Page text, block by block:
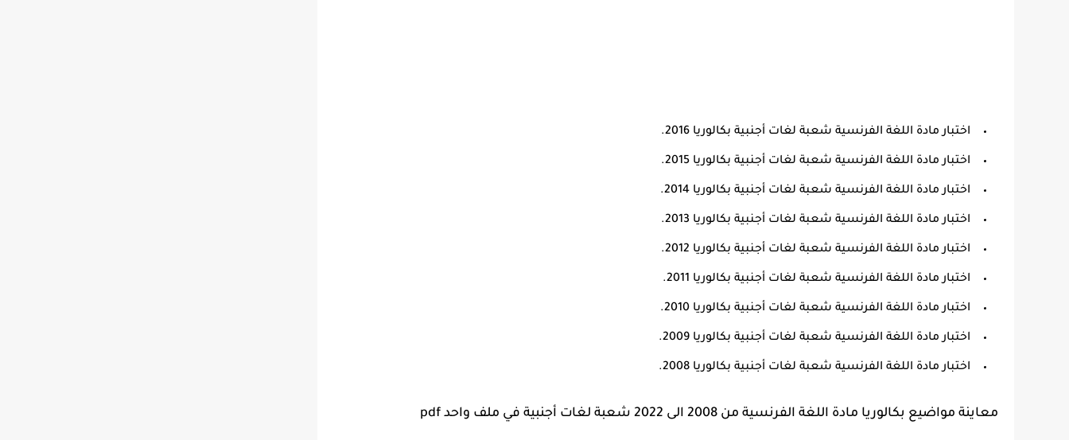
اختبار مادة اللغة الفرنسية شعبة لغات أجنبية بكالوريا 2016.
اختبار مادة اللغة الفرنسية شعبة لغات أجنبية بكالوريا 2015.
اختبار مادة اللغة الفرنسية شعبة لغات أجنبية بكالوريا 2014.
اختبار مادة اللغة الفرنسية شعبة لغات أجنبية بكالوريا 2013.
اختبار مادة اللغة الفرنسية شعبة لغات أجنبية بكالوريا 2012.
اختبار مادة اللغة الفرنسية شعبة لغات أجنبية بكالوريا 2011.
اختبار مادة اللغة الفرنسية شعبة لغات أجنبية بكالوريا 2010.
اختبار مادة اللغة الفرنسية شعبة لغات أجنبية بكالوريا 2009.
اختبار مادة اللغة الفرنسية شعبة لغات أجنبية بكالوريا 2008.
معاينة مواضيع بكالوريا مادة اللغة الفرنسية من 2008 الى 2022 شعبة لغات أجنبية في ملف واحد pdf